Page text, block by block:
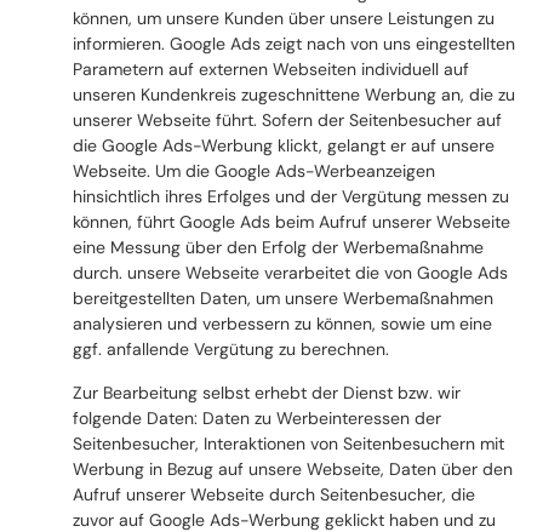
können, um unsere Kunden über unsere Leistungen zu
informieren. Google Ads zeigt nach von uns eingestellten
Parametern auf externen Webseiten individuell auf
unseren Kundenkreis zugeschnittene Werbung an, die zu
unserer Webseite führt. Sofern der Seitenbesucher auf
die Google Ads-Werbung klickt, gelangt er auf unsere
Webseite. Um die Google Ads-Werbeanzeigen
hinsichtlich ihres Erfolges und der Vergütung messen zu
können, führt Google Ads beim Aufruf unserer Webseite
eine Messung über den Erfolg der Werbemaßnahme
durch. unsere Webseite verarbeitet die von Google Ads
bereitgestellten Daten, um unsere Werbemaßnahmen
analysieren und verbessern zu können, sowie um eine
ggf. anfallende Vergütung zu berechnen.
Zur Bearbeitung selbst erhebt der Dienst bzw. wir
folgende Daten: Daten zu Werbeinteressen der
Seitenbesucher, Interaktionen von Seitenbesuchern mit
Werbung in Bezug auf unsere Webseite, Daten über den
Aufruf unserer Webseite durch Seitenbesucher, die
zuvor auf Google Ads-Werbung geklickt haben und zu